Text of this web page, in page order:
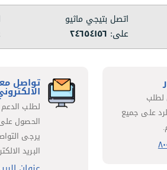
اتصل بتيجي ماثيو
على: ٢٤٦٥٤١٥٦
لطلب
على جميع
تواصل
لطلب
الحصول
يرجى
البريد